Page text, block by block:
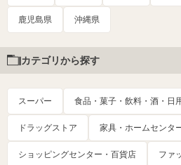
鹿児島県 沖縄県
カテゴリから探す
スーパー 食品・菓子・飲料・酒・日
ドラッグストア 家具・ホームセンタ
ショッピングセンター・百貨店 ファ